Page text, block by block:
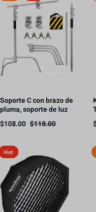
Soporte C con brazo de
pluma, soporte de luz
para fotografía, 3.3 m,
10 kg de carga（Este
gastos de envío.）
$118.00
$108.00
Hot